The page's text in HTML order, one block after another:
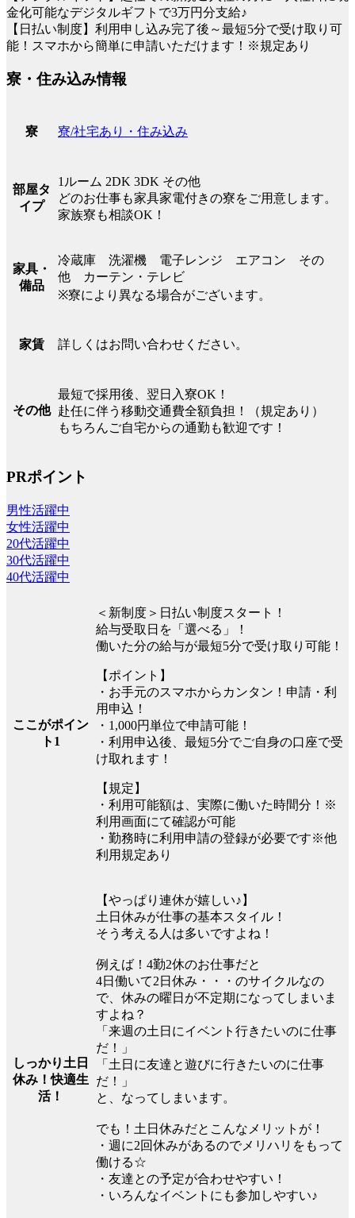
金化可能なデジタルギフトで3万円分支給♪
【日払い制度】利用申し込み完了後～最短5分で受け取り可
能！スマホから簡単に申請いただけます！※規定あり
寮・住み込み情報
寮 寮/社宅あり・住み込み
部屋タ
イプ
1ルーム 2DK 3DK その他
どのお仕事も家具家電付きの寮をご用意します。
家族寮も相談OK！
家具・
備品
冷蔵庫 洗濯機 電子レンジ エアコン その
他 カーテン・テレビ
※寮により異なる場合がございます。
家賃 詳しくはお問い合わせください。
その他
最短で採用後、翌日入寮OK！
赴任に伴う移動交通費全額負担！（規定あり）
もちろんご自宅からの通勤も歓迎です！
PRポイント
男性活躍中
女性活躍中
20代活躍中
30代活躍中
40代活躍中
ここがポイン
ト1
＜新制度＞日払い制度スタート！
給与受取日を「選べる」！
働いた分の給与が最短5分で受け取り可能！
【ポイント】
・お手元のスマホからカンタン！申請・利
用申込！
・1,000円単位で申請可能！
・利用申込後、最短5分でご自身の口座で受
け取れます！
【規定】
・利用可能額は、実際に働いた時間分！※
利用画面にて確認が可能
・勤務時に利用申請の登録が必要です※他
利用規定あり
しっかり土日
休み！快適生
活！
【やっぱり連休が嬉しい♪】
土日休みが仕事の基本スタイル！
そう考える人は多いですよね！
例えば！4勤2休のお仕事だと
4日働いて2日休み・・・のサイクルなの
で、休みの曜日が不定期になってしまいま
すよね？
「来週の土日にイベント行きたいのに仕事
だ！」
「土日に友達と遊びに行きたいのに仕事
だ！」
と、なってしまいます。
でも！土日休みだとこんなメリットが！
・週に2回休みがあるのでメリハリをもって
働ける☆
・友達との予定が合わせやすい！
・いろんなイベントにも参加しやすい♪